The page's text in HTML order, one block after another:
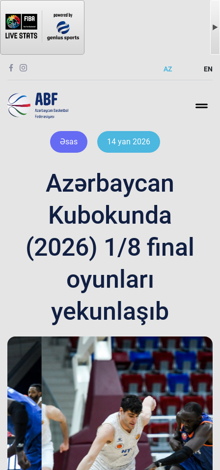
AZ EN
Əsas 14 yan 2026
Azərbaycan
Kubokunda
(2026) 1/8 final
oyunları
yekunlaşıb